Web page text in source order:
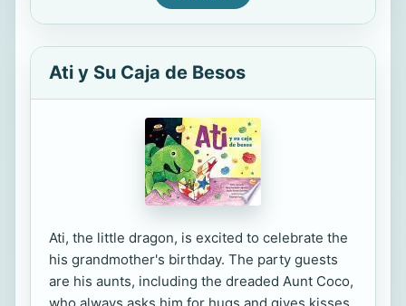
Ati y Su Caja de Besos
Ati, the little dragon, is excited to celebrate the
his grandmother's birthday. The party guests
are his aunts, including the dreaded Aunt Coco,